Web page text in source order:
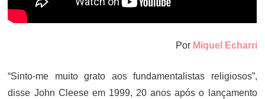
Por Miquel Echarri
“Sinto-me muito grato aos fundamentalistas religiosos”,
disse John Cleese em 1999, 20 anos após o lançamento